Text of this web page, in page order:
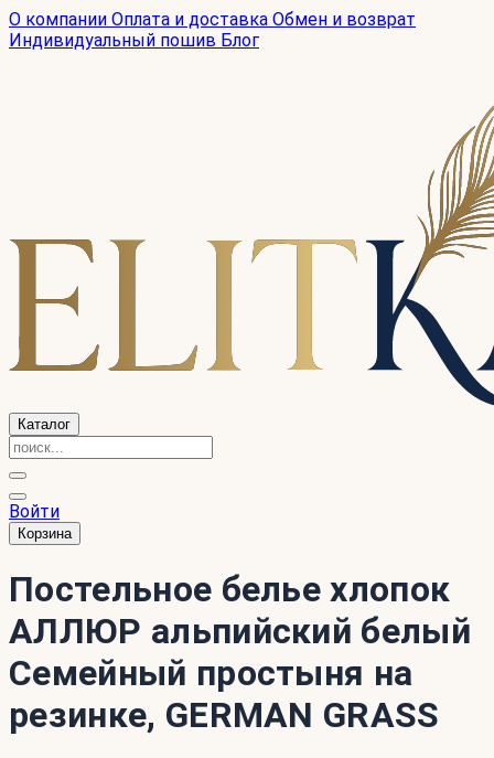
О компании Оплата и доставка Обмен и возврат
Индивидуальный пошив Блог
Каталог
Войти
Корзина
Постельное белье хлопок
АЛЛЮР альпийский белый
Семейный простыня на
резинке, GERMAN GRASS